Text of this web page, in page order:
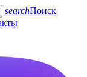
searchПоиск